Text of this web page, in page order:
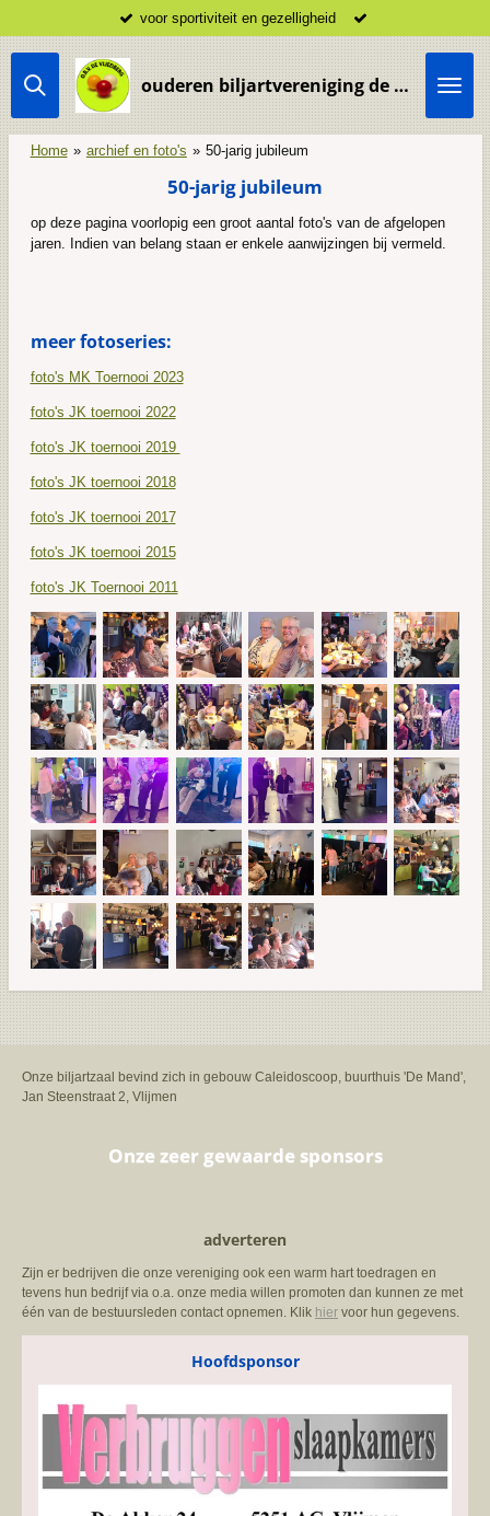
direct
de
hoofdinhoud
ouderen biljartvereniging de Vliedberg Vlijmen
voor sportiviteit en gezelligheid
Home » archief en foto's » 50-jarig jubileum
50-jarig jubileum
op deze pagina voorlopig een groot aantal foto's van de afgelopen
jaren. Indien van belang staan er enkele aanwijzingen bij vermeld.
meer fotoseries:
foto's MK Toernooi 2023
foto's JK toernooi 2022
foto's JK toernooi 2019
foto's JK toernooi 2018
foto's JK toernooi 2017
foto's JK toernooi 2015
foto's JK Toernooi 2011
Onze biljartzaal bevind zich in gebouw Caleidoscoop, buurthuis 'De Mand',
Jan Steenstraat 2, Vlijmen
Onze zeer gewaarde sponsors
adverteren
Zijn er bedrijven die onze vereniging ook een warm hart toedragen en
tevens hun bedrijf via o.a. onze media willen promoten dan kunnen ze met
één van de bestuursleden contact opnemen. Klik hier voor hun gegevens.
Hoofdsponsor